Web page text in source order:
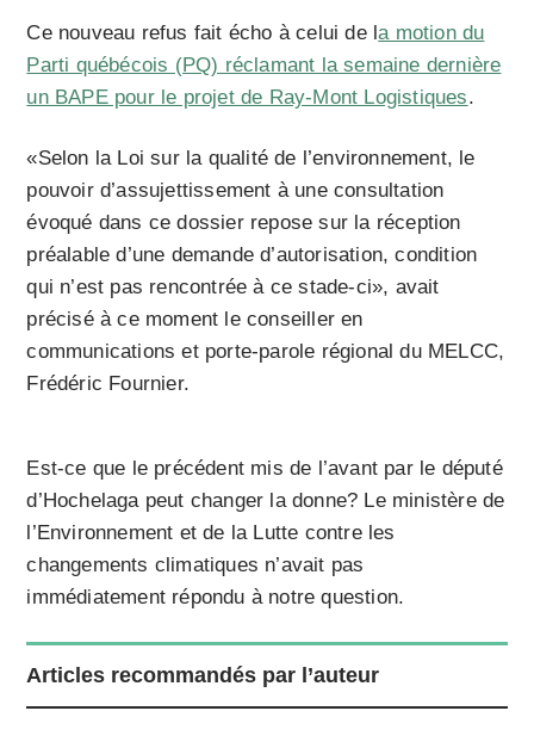
Ce nouveau refus fait écho à celui de la motion du
Parti québécois (PQ) réclamant la semaine dernière
un BAPE pour le projet de Ray-Mont Logistiques.
«Selon la Loi sur la qualité de l’environnement, le
pouvoir d’assujettissement à une consultation
évoqué dans ce dossier repose sur la réception
préalable d’une demande d’autorisation, condition
qui n’est pas rencontrée à ce stade-ci», avait
précisé à ce moment le conseiller en
communications et porte-parole régional du MELCC,
Frédéric Fournier.
Est-ce que le précédent mis de l’avant par le député
d’Hochelaga peut changer la donne? Le ministère de
l’Environnement et de la Lutte contre les
changements climatiques n’avait pas
immédiatement répondu à notre question.
Articles recommandés par l’auteur